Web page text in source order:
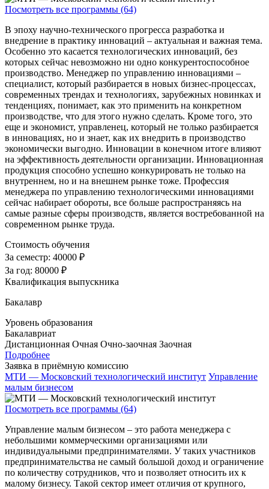
Посмотреть все программы (64)
В эпоху научно-технического прогресса разработка и
внедрение в практику инноваций – актуальная и важная тема.
Особенно это касается технологических инноваций, без
которых сейчас невозможно ни одно конкурентоспособное
производство. Менеджер по управлению инновациями –
специалист, который разбирается в новых бизнес-процессах,
современных трендах и технологиях, зарубежных новинках и
тенденциях, понимает, как это применить на конкретном
производстве, что для этого нужно сделать. Кроме того, это
еще и экономист, управленец, который не только разбирается
в инновациях, но и знает, как их внедрить в производство
экономически выгодно. Инновации в конечном итоге влияют
на эффективность деятельности организации. Инновационная
продукция способно успешно конкурировать не только на
внутреннем, но и на внешнем рынке тоже. Профессия
менеджера по управлению технологическими инновациями
сейчас набирает обороты, все больше распространяясь на
самые разные сферы производств, является востребованной на
современном рынке труда.
Стоимость обучения
За семестр: 40000 ₽
За год: 80000 ₽
Квалификация выпускника
Бакалавр
Уровень образования
Бакалавриат
Дистанционная Очная Очно-заочная Заочная
Подробнее
Заявка в приёмную комиссию
МТИ — Московский технологический институт Управление
малым бизнесом
Посмотреть все программы (64)
Управление малым бизнесом – это работа менеджера с
небольшими коммерческими организациями или
индивидуальными предпринимателями. У таких участников
предпринимательства не самый большой доход и ограничение
по количеству сотрудников, что и позволяет относить их к
малому бизнесу. Такой сектор имеет отличия от крупного,